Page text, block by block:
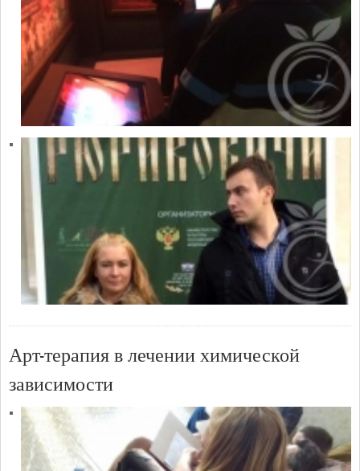
Арт-терапия в лечении химической
зависимости